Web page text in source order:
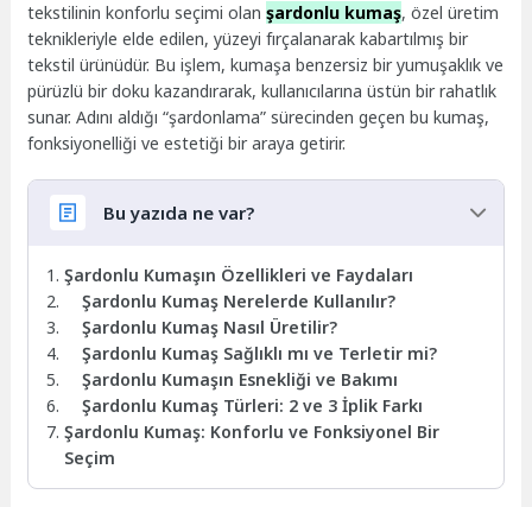
tekstilinin konforlu seçimi olanşardonlu kumaş, özel üretim
teknikleriyle elde edilen, yüzeyi fırçalanarak kabartılmış bir
tekstil ürünüdür. Bu işlem, kumaşa benzersiz bir yumuşaklık ve
pürüzlü bir doku kazandırarak, kullanıcılarına üstün bir rahatlık
sunar. Adını aldığı “şardonlama” sürecinden geçen bu kumaş,
fonksiyonelliği ve estetiği bir araya getirir.
Bu yazıda ne var?
Şardonlu Kumaşın Özellikleri ve Faydaları
Şardonlu Kumaş Nerelerde Kullanılır?
Şardonlu Kumaş Nasıl Üretilir?
Şardonlu Kumaş Sağlıklı mı ve Terletir mi?
Şardonlu Kumaşın Esnekliği ve Bakımı
Şardonlu Kumaş Türleri: 2 ve 3 İplik Farkı
Şardonlu Kumaş: Konforlu ve Fonksiyonel Bir
Seçim